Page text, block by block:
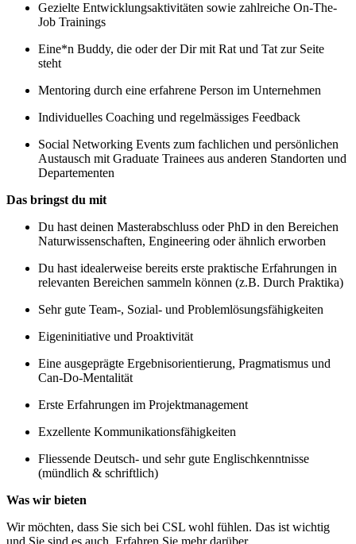
Gezielte Entwicklungsaktivitäten sowie zahlreiche On-The-
Job Trainings
Eine*n Buddy, die oder der Dir mit Rat und Tat zur Seite
steht
Mentoring durch eine erfahrene Person im Unternehmen
Individuelles Coaching und regelmässiges Feedback
Social Networking Events zum fachlichen und persönlichen
Austausch mit Graduate Trainees aus anderen Standorten und
Departementen
Das bringst du mit
Du hast deinen Masterabschluss oder PhD in den Bereichen
Naturwissenschaften, Engineering oder ähnlich erworben
Du hast idealerweise bereits erste praktische Erfahrungen in
relevanten Bereichen sammeln können (z.B. Durch Praktika)
Sehr gute Team-, Sozial- und Problemlösungsfähigkeiten
Eigeninitiative und Proaktivität
Eine ausgeprägte Ergebnisorientierung, Pragmatismus und
Can-Do-Mentalität
Erste Erfahrungen im Projektmanagement
Exzellente Kommunikationsfähigkeiten
Fliessende Deutsch- und sehr gute Englischkenntnisse
(mündlich & schriftlich)
Was wir bieten
Wir möchten, dass Sie sich bei CSL wohl fühlen. Das ist wichtig
und Sie sind es auch. Erfahren Sie mehr darüber,